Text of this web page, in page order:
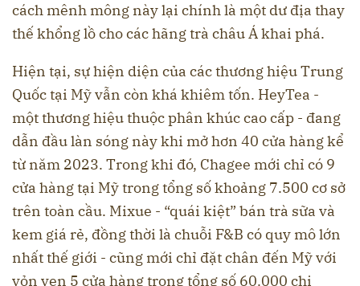
cách mênh mông này lại chính là một dư địa thay
thế khổng lồ cho các hãng trà châu Á khai phá.
Hiện tại, sự hiện diện của các thương hiệu Trung
Quốc tại Mỹ vẫn còn khá khiêm tốn. HeyTea -
một thương hiệu thuộc phân khúc cao cấp - đang
dẫn đầu làn sóng này khi mở hơn 40 cửa hàng kể
từ năm 2023. Trong khi đó, Chagee mới chỉ có 9
cửa hàng tại Mỹ trong tổng số khoảng 7.500 cơ sở
trên toàn cầu. Mixue - “quái kiệt” bán trà sữa và
kem giá rẻ, đồng thời là chuỗi F&B có quy mô lớn
nhất thế giới - cũng mới chỉ đặt chân đến Mỹ với
vỏn vẹn 5 cửa hàng trong tổng số 60.000 chi